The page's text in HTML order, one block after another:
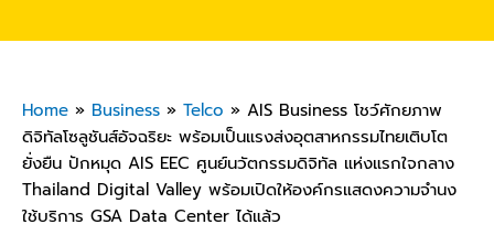
Home » Business » Telco » AIS Business โชว์ศักยภาพ
ดิจิทัลโซลูชันส์อัจฉริยะ พร้อมเป็นแรงส่งอุตสาหกรรมไทยเติบโต
ยั่งยืน ปักหมุด AIS EEC ศูนย์นวัตกรรมดิจิทัล แห่งแรกใจกลาง
Thailand Digital Valley พร้อมเปิดให้องค์กรแสดงความจำนง
ใช้บริการ GSA Data Center ได้แล้ว